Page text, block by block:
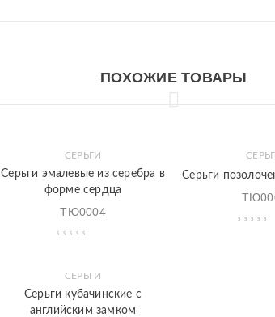
ПОХОЖИЕ ТОВАРЫ
СЕРЬГИ
Серьги эмалевые из серебра в
форме сердца
ТЮ0004
просмотр
Серьги
Быстрый
просмотр
СЕРЬГИ
Серьги кубачинские с
английским замком